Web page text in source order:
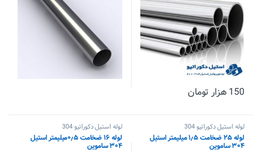
150 هزار تومان
لوله استیل دکوراتیو 304
لوله ۲۵ ضخامت ۱٫۵ میلیمتر استیل
۳۰۴ ساموین
لوله استیل دکوراتیو 304
لوله ۱۶ ضخامت ۰٫۵میلیمتر استیل
۳۰۴ ساموین